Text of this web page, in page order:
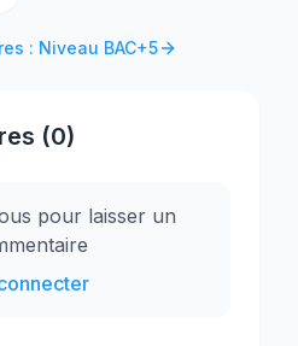
: Niveau BAC+5
(0)
pour laisser un